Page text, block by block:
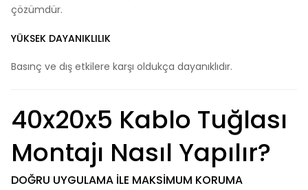
çözümdür.
YÜKSEK DAYANIKLILIK
Basınç ve dış etkilere karşı oldukça dayanıklıdır.
40x20x5 Kablo Tuğlası
Montajı Nasıl Yapılır?
DOĞRU UYGULAMA ILE MAKSIMUM KORUMA